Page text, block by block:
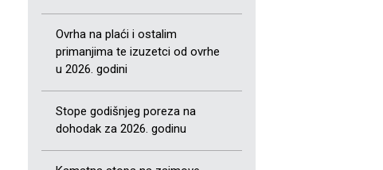
Ovrha na plaći i ostalim
primanjima te izuzetci od ovrhe
u 2026. godini
Stope godišnjeg poreza na
dohodak za 2026. godinu